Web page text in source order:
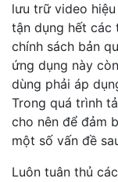
lưu trữ video
tận dụng hết các
chính sách bản
ứng dụng này
dùng phải áp
Trong quá trình
cho nên để đảm
một số vấn đề
Luôn tuân thủ